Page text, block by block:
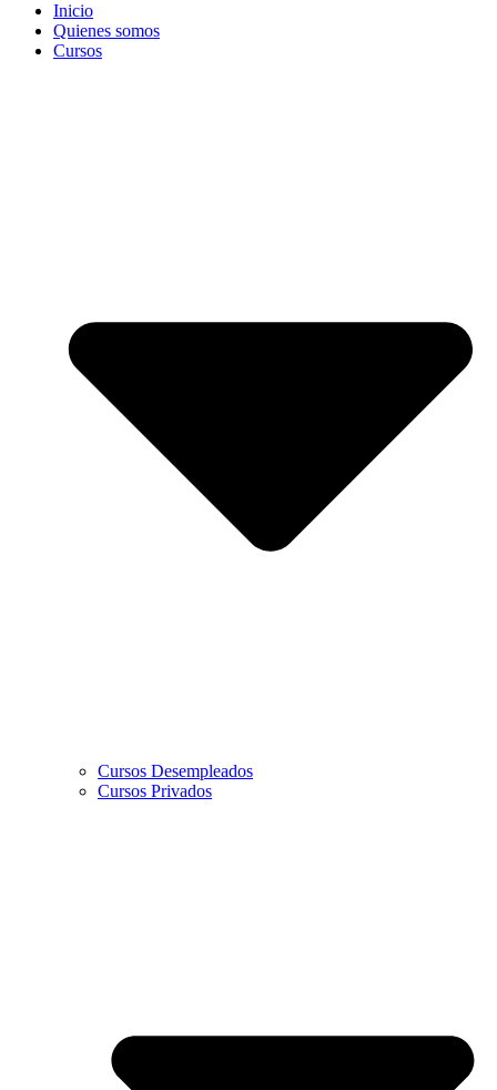
Inicio
Quienes somos
Cursos
Cursos Desempleados
Cursos Privados